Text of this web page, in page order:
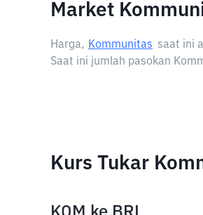
Market
Harga, Kommunitas saat ini
Saat ini jumlah pasokan
Kurs Tukar